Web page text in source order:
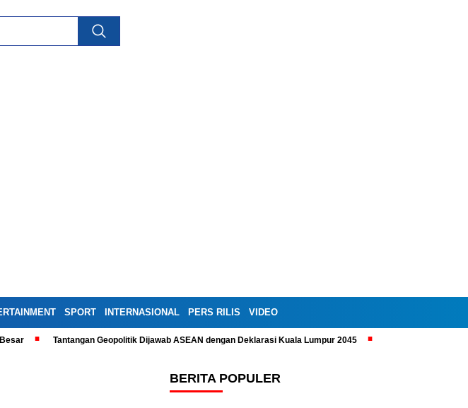
SPORT INTERNASIONAL PERS RILIS VIDEO
Tantangan Geopolitik Dijawab ASEAN dengan Deklarasi Kuala Lumpur 2045
BERITA POPULER